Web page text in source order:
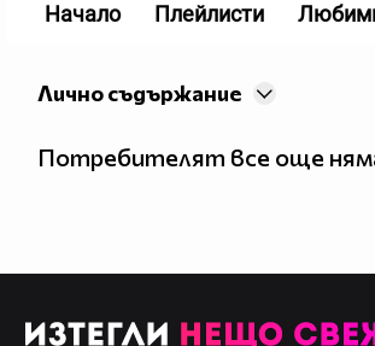
Лично съдържание
Потребителят все още
Начало Плейлисти